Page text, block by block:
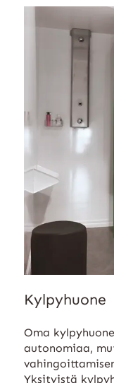
Kylpyhuone
Oma
autonomiaa,
Yksityistä